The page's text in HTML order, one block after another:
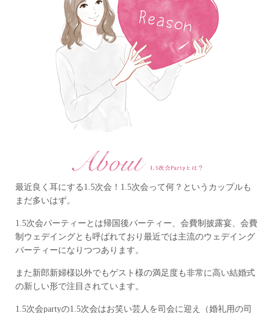
最近良く耳にする1.5次会！1.5次会って何？というカップルも
まだ多いはず。
1.5次会パーティーとは帰国後パーティー、会費制披露宴、 会費
制ウェデイングとも呼ばれており 最近では主流のウェデイング
パーティーになりつつあります。
また新郎新婦様以外でもゲスト様の満足度も非常に高い結婚式
の新しい形で注目されています。
1.5次会partyの1.5次会はお笑い芸人を司会に迎え
（婚礼用の司